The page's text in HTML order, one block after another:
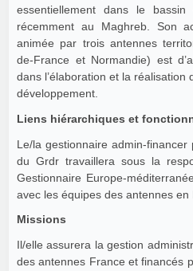
essentiellement dans le
récemment au Maghreb. Son
animée par trois antennes
de-France et Normandie) est
dans l’élaboration et la
développement.
Liens hiérarchiques et
Le/la gestionnaire admin-
du Grdr travaillera sous la
Gestionnaire Europe-
avec les équipes des antennes en
Missions
Il/elle assurera la gestion
des antennes France et financés